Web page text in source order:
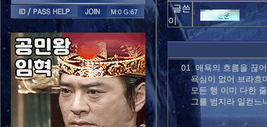
M:0 G:67
글쓴
이
01. 애욕의 흐름을 끊
욕심이 없어 브라흐
모든 행 이미 다한 줄
그를 범지라 일컫느